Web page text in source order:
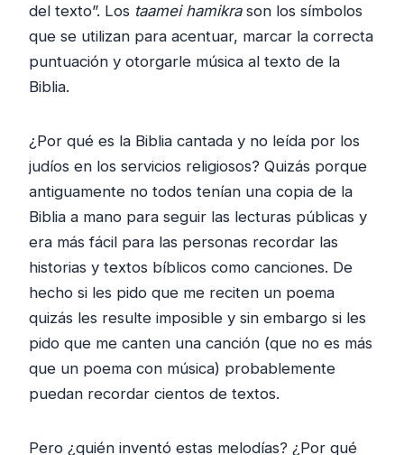
del texto”. Los taamei hamikra son los símbolos
que se utilizan para acentuar, marcar la correcta
puntuación y otorgarle música al texto de la
Biblia.
¿Por qué es la Biblia cantada y no leída por los
judíos en los servicios religiosos? Quizás porque
antiguamente no todos tenían una copia de la
Biblia a mano para seguir las lecturas públicas y
era más fácil para las personas recordar las
historias y textos bíblicos como canciones. De
hecho si les pido que me reciten un poema
quizás les resulte imposible y sin embargo si les
pido que me canten una canción (que no es más
que un poema con música) probablemente
puedan recordar cientos de textos.
Pero ¿quién inventó estas melodías? ¿Por qué